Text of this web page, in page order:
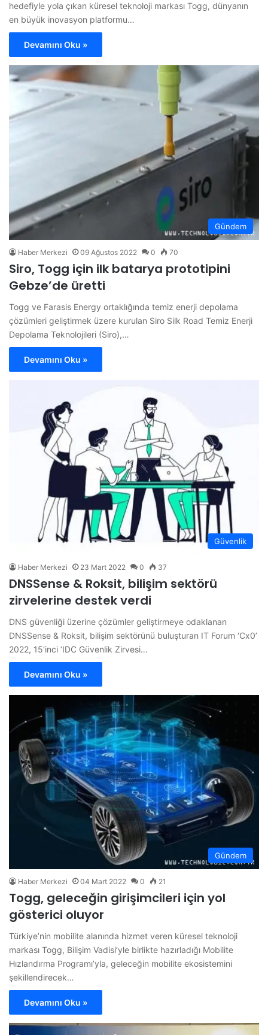
hedefiyle yola çıkan küresel teknoloji markası Togg, dünyanın
en büyük inovasyon platformu…
Devamını Oku »
Gündem
Haber Merkezi 09 Ağustos 2022 0 70
Siro, Togg için ilk batarya prototipini
Gebze’de üretti
Togg ve Farasis Energy ortaklığında temiz enerji depolama
çözümleri geliştirmek üzere kurulan Siro Silk Road Temiz Enerji
Depolama Teknolojileri (Siro),…
Devamını Oku »
Güvenlik
Haber Merkezi 23 Mart 2022 0 37
DNSSense & Roksit, bilişim sektörü
zirvelerine destek verdi
DNS güvenliği üzerine çözümler geliştirmeye odaklanan
DNSSense & Roksit, bilişim sektörünü buluşturan IT Forum ‘Cx0’
2022, 15’inci ‘IDC Güvenlik Zirvesi…
Devamını Oku »
Gündem
Haber Merkezi 04 Mart 2022 0 21
Togg, geleceğin girişimcileri için yol
gösterici oluyor
Türkiye’nin mobilite alanında hizmet veren küresel teknoloji
markası Togg, Bilişim Vadisi’yle birlikte hazırladığı Mobilite
Hızlandırma Programı’yla, geleceğin mobilite ekosistemini
şekillendirecek…
Devamını Oku »